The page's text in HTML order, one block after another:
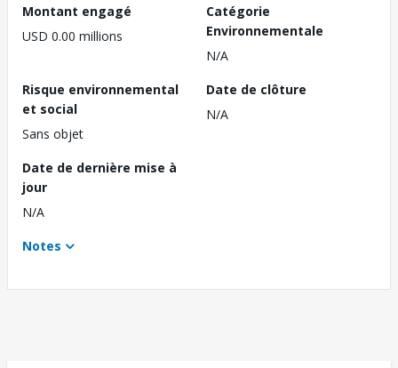
Montant engagé
USD 0.00 millions
Catégorie
Environnementale
N/A
Risque environnemental
et social
Sans objet
Date de clôture
N/A
Date de dernière mise à
jour
N/A
Notes